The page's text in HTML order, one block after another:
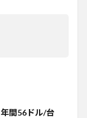
年間56ドル/台